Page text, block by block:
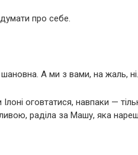
про себе.
А ми з вами, на жаль, ні.
оговтатися, навпаки —
раділа за Машу, яка